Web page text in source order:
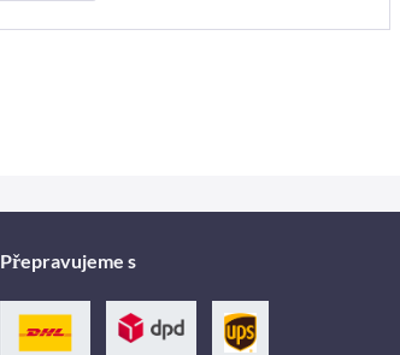
Přepravujeme s